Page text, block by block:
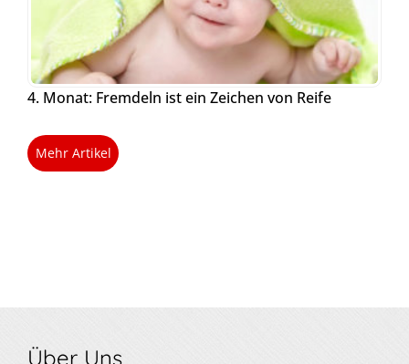
4. Monat: Fremdeln ist ein Zeichen von Reife
Mehr Artikel
Über Uns